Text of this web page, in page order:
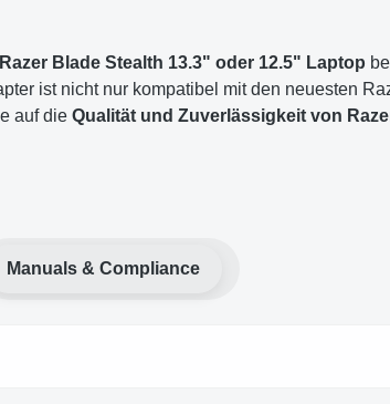
Razer Blade Stealth 13.3" oder 12.5" Laptop
ist nicht nur kompatibel mit den neuesten
auf die Qualität und Zuverlässigkeit von
Manuals & Compliance